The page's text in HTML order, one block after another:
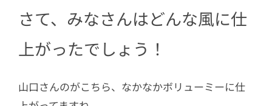
さて、みなさんはどんな風に仕
上がったでしょう！
山口さんのがこちら、なかなかボリューミーに仕